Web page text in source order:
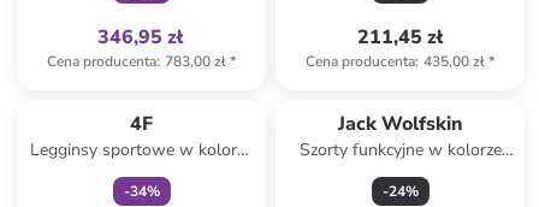
346,95 zł
Cena producenta: 783,00 zł*
211,45 zł
Cena producenta: 435,00 zł*
4F
Legginsy sportowe w kolorze
czarnym
-34%
Jack Wolfskin
Szorty funkcyjne w kolorze
czarnym
-24%